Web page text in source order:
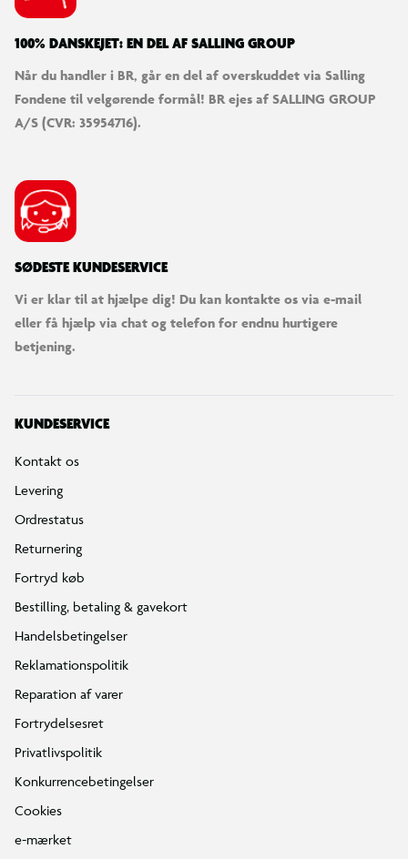
100% DANSKEJET: EN DEL AF SALLING GROUP
Når du handler i BR, går en del af overskuddet via Salling
Fondene til velgørende formål! BR ejes af SALLING GROUP
A/S (CVR: 35954716).
SØDESTE KUNDESERVICE
Vi er klar til at hjælpe dig! Du kan kontakte os via e-mail
eller få hjælp via chat og telefon for endnu hurtigere
betjening.
KUNDESERVICE
Kontakt os
Levering
Ordrestatus
Returnering
Fortryd køb
Bestilling, betaling & gavekort
Handelsbetingelser
Reklamationspolitik
Reparation af varer
Fortrydelsesret
Privatlivspolitik
Konkurrencebetingelser
Cookies
e-mærket